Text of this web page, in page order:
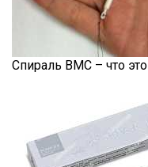
Спираль ВМС – что это